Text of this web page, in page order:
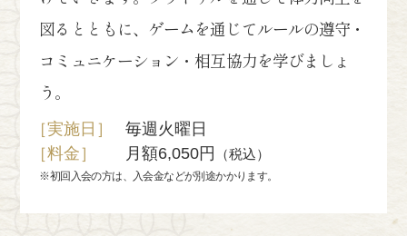
図るとともに、ゲームを通じてルールの遵守・
コミュニケーション・相互協力を学びましょ
う。
［実施日］
毎週火曜日
［料金］
月額6,050円 （税込）
※初回入会の方は、入会金などが別途かかります。